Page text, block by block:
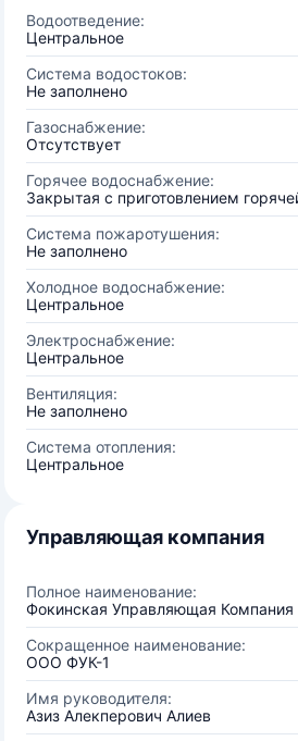
Водоотведение:
Центральное
Система водостоков:
Не заполнено
Газоснабжение:
Отсутствует
Горячее водоснабжение:
Закрытая с приготовлением
Система пожаротушения:
Не заполнено
Холодное водоснабжение:
Центральное
Электроснабжение:
Центральное
Вентиляция:
Не заполнено
Система отопления:
Центральное
Управляющая компания
Полное наименование:
Фокинская Управляющая
Сокращенное наименование:
ООО ФУК-1
Имя руководителя:
Азиз Алекперович Алиев